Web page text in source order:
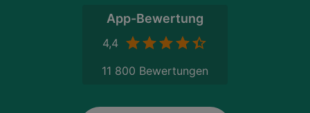
App-Bewertung
4,4
11 800 Bewertungen